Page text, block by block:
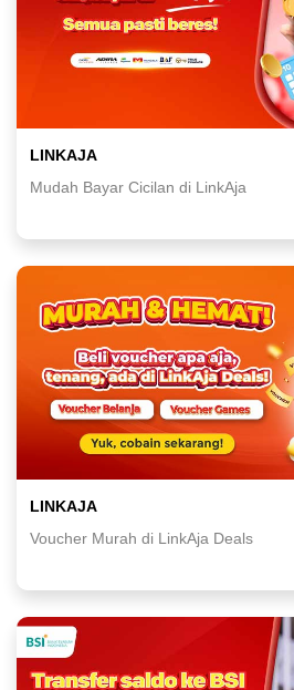
LINKAJA
Mudah Bayar Cicilan di LinkAja
LINKAJA
Voucher Murah di LinkAja Deals